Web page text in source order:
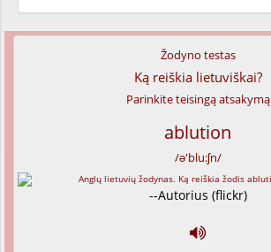
Žodyno testas
Ką reiškia lietuviškai?
Parinkite teisingą atsakymą
ablution
/ə'blu:ʃn/
--Autorius (flickr)